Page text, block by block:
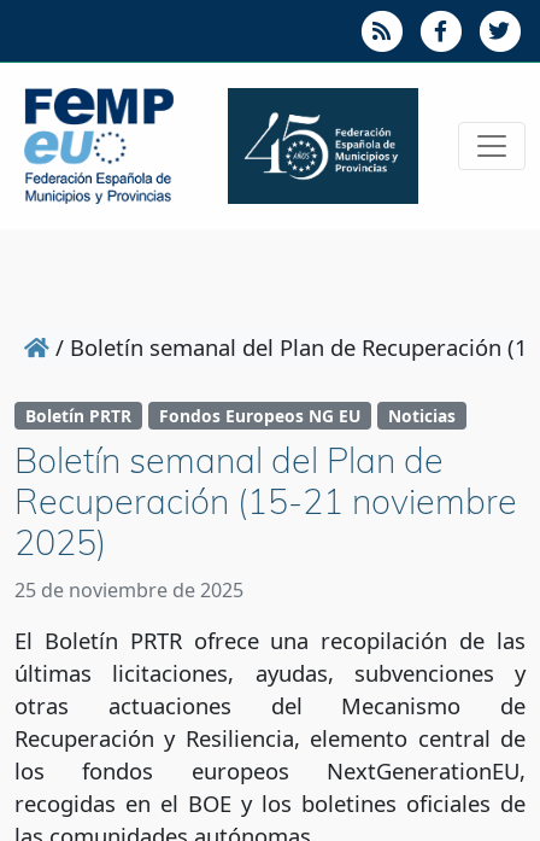
/ Boletín semanal del Plan de Recuperación
Boletín PRTR Fondos Europeos NG EU Noticias
Boletín semanal del Plan de
Recuperación (15-21 noviembre
2025)
25 de noviembre de 2025
El Boletín PRTR ofrece una recopilación de las
últimas licitaciones, ayudas, subvenciones y
otras actuaciones del Mecanismo de
Recuperación y Resiliencia, elemento central de
los fondos europeos NextGenerationEU,
recogidas en el BOE y los boletines oficiales de